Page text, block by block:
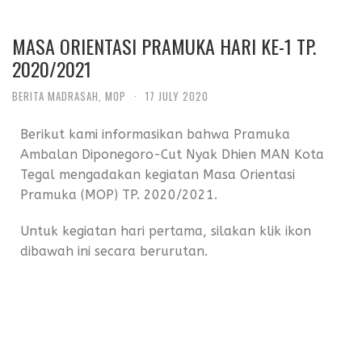
MASA ORIENTASI PRAMUKA HARI KE-1 TP.
2020/2021
BERITA MADRASAH MOP · 17 JULY 2020
Berikut kami informasikan bahwa Pramuka
Ambalan Diponegoro-Cut Nyak Dhien MAN Kota
Tegal mengadakan kegiatan Masa Orientasi
Pramuka (MOP) TP. 2020/2021.
Untuk kegiatan hari pertama, silakan klik ikon
dibawah ini secara berurutan.